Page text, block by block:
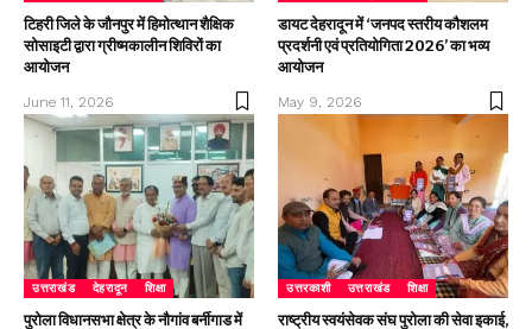
टिहरी जिले के जौनपुर में हिमोत्थान शैक्षिक
सोसाइटी द्वारा ग्रीष्मकालीन शिविरों का
आयोजन
June 11, 2026
डायट देहरादून में ‘जनपद स्तरीय कौशलम
प्रदर्शनी एवं प्रतियोगिता 2026’ का भव्य
आयोजन
May 9, 2026
उत्तराखंड देहरादून शिक्षा
पुरोला विधानसभा क्षेत्र के नौगांव बर्नीगाड में
उत्तरकाशी उत्तराखंड शिक्षा
राष्ट्रीय स्वयंसेवक संघ पुरोला की सेवा इकाई,